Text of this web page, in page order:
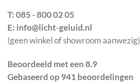
T: 085 - 800 02 05
E: info@licht-geluid.nl
(geen winkel of showroom aanwezig)
Beoordeeld met een 8.9
Gebaseerd op 941 beoordelingen